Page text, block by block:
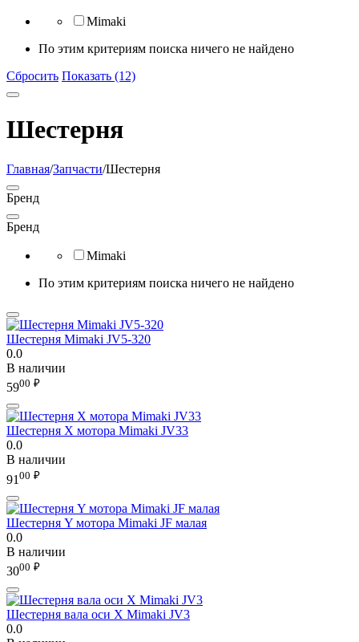
Mimaki
По этим критериям поиска ничего не найдено
Сбросить Показать (12)
Шестерня
Главная/Запчасти/Шестерня
Бренд
Бренд
Mimaki
По этим критериям поиска ничего не найдено
Шестерня Mimaki JV5-320
0.0
В наличии
5900 ₽
Шестерня X мотора Mimaki JV33
0.0
В наличии
91 00 ₽
Шестерня Y мотора Mimaki JF малая
0.0
В наличии
3000 ₽
Шестерня вала оси X Mimaki JV3
0.0